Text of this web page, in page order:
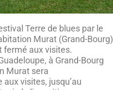
Terre de blues par le
Murat (Grand-Bourg)
fermé aux visites.
à Grand-Bourg
Murat sera
visites, jusqu’au